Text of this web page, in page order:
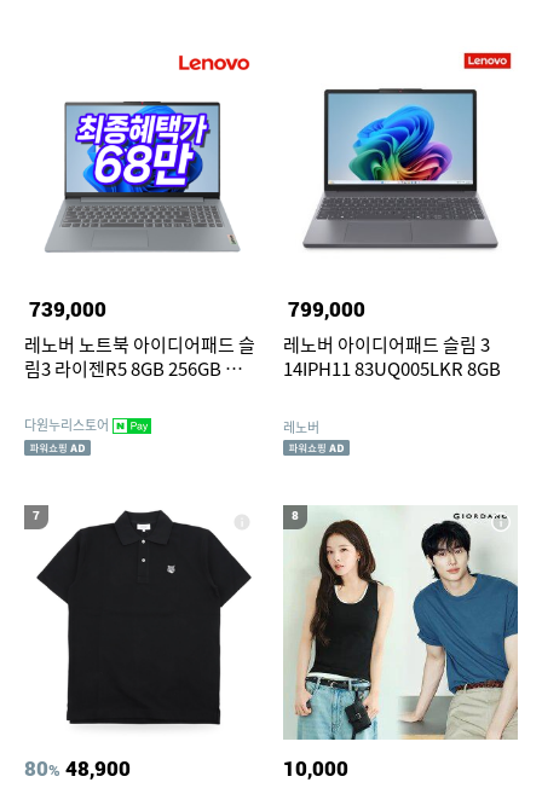
739,000
레노버 노트북 아이디어패드 슬
림3 라이젠R5 8GB 256GB 윈도
다원누리스토어
799,000
레노버 아이디어패드 슬림 3
14IPH11 83UQ005LKR 8GB
레노버
7
80% 48,900
8
10,000